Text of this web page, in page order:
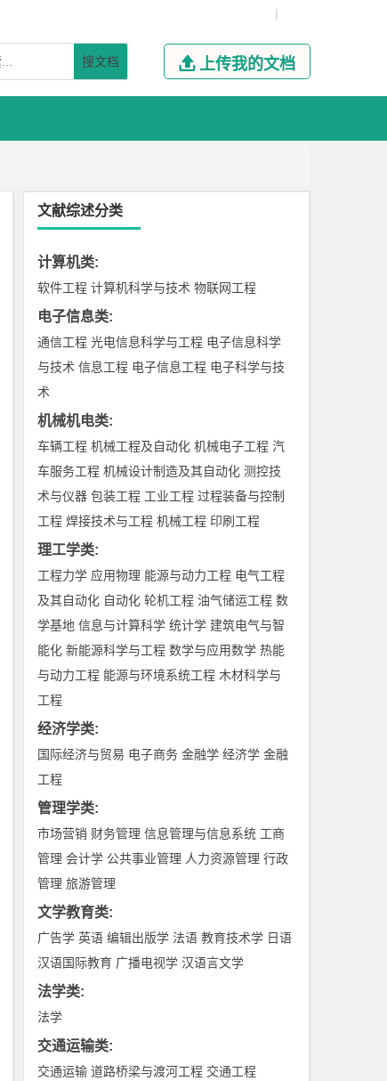
|
搜文档  上传我的文档
文献综述分类
计算机类:
软件工程 计算机科学与技术 物联网工程
电子信息类:
通信工程 光电信息科学与工程 电子信息科学
与技术 信息工程 电子信息工程 电子科学与技
术
机械机电类:
车辆工程 机械工程及自动化 机械电子工程 汽
车服务工程 机械设计制造及其自动化 测控技
术与仪器 包装工程 工业工程 过程装备与控制
工程 焊接技术与工程 机械工程 印刷工程
理工学类:
工程力学 应用物理 能源与动力工程 电气工程
及其自动化 自动化 轮机工程 油气储运工程 数
学基地 信息与计算科学 统计学 建筑电气与智
能化 新能源科学与工程 数学与应用数学 热能
与动力工程 能源与环境系统工程 木材科学与
工程
经济学类:
国际经济与贸易 电子商务 金融学 经济学 金融
工程
管理学类:
市场营销 财务管理 信息管理与信息系统 工商
管理 会计学 公共事业管理 人力资源管理 行政
管理 旅游管理
文学教育类:
广告学 英语 编辑出版学 法语 教育技术学 日语
汉语国际教育 广播电视学 汉语言文学
法学类:
法学
交通运输类:
交通运输 道路桥梁与渡河工程 交通工程